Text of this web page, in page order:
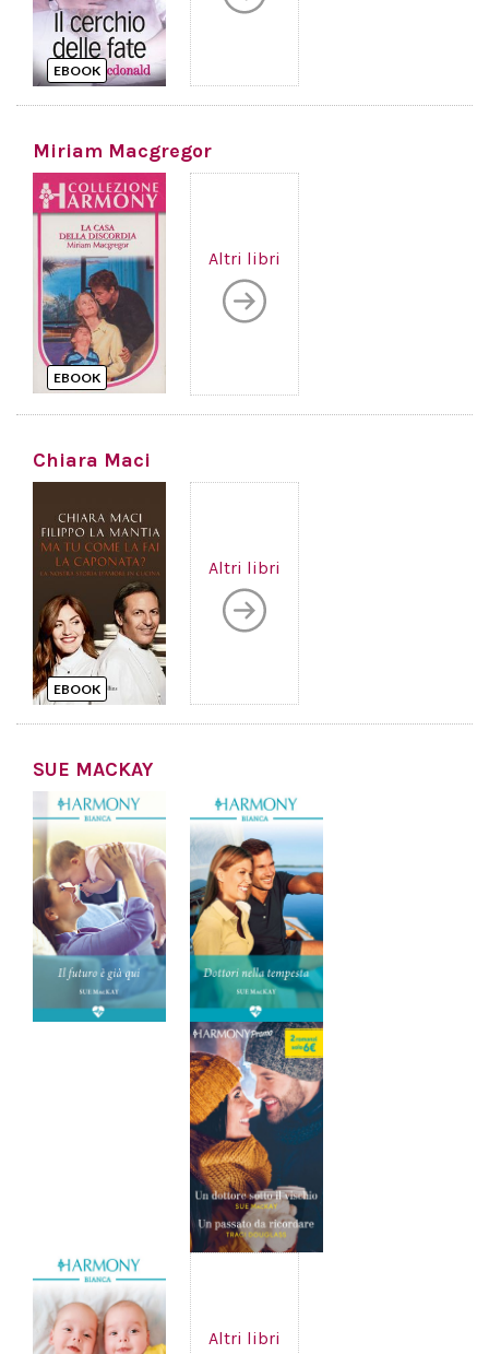
EBOOK
Miriam Macgregor
EBOOK
Altri libri
Chiara Maci
EBOOK
Altri libri
SUE MACKAY
Altri libri